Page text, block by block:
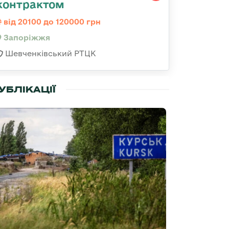
від 20100 до 120000 грн
Запоріжжя
Шевченківський РТЦК